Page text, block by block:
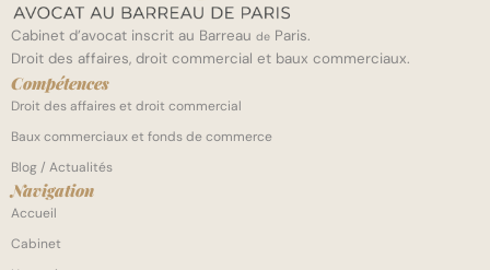
Cabinet d’avocat inscrit au Barreau de Paris.
Droit des affaires, droit commercial et baux commerciaux.
Compétences
Droit des affaires et droit commercial
Baux commerciaux et fonds de commerce
Blog / Actualités
Navigation
Accueil
Cabinet